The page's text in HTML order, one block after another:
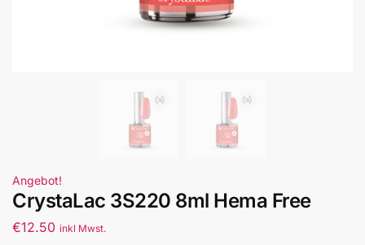
Angebot!
CrystaLac 3S220 8ml Hema Free
€12.50 inkl Mwst.